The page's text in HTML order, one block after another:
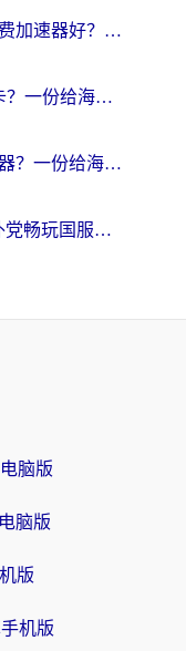
玩崩坏学园2海外用什么免费加速器好？2026海外党亲测国服游戏加速指南
国外如何玩新笑傲江湖不卡？一份给海外游子的终极网络指南
在南非玩刀塔2用什么加速器？一份给海外游子的终极生存指南
Dive用什么加速器好？海外党畅玩国服游戏的终极避坑指南
脑版
脑版
版
机版